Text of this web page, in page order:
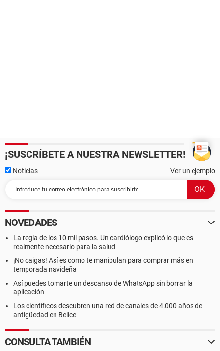
¡SUSCRÍBETE A NUESTRA NEWSLETTER!
Noticias Ver un ejemplo
NOVEDADES
La regla de los 10 mil pasos. Un cardiólogo explicó lo que es
realmente necesario para la salud
¡No caigas! Así es como te manipulan para comprar más en
temporada navideña
Así puedes tomarte un descanso de WhatsApp sin borrar la
aplicación
Los científicos descubren una red de canales de 4.000 años de
antigüedad en Belice
CONSULTA TAMBIÉN